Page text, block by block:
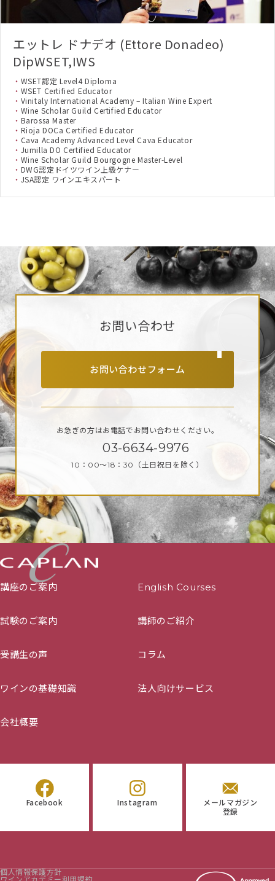
エットレ ドナデオ (Ettore Donadeo)
DipWSET,IWS
WSET認定 Level4 Diploma
WSET Certified Educator
Vinitaly International Academy – Italian Wine Expert
Wine Scholar Guild Certified Educator
Barossa Master
Rioja DOCa Certified Educator
Cava Academy Advanced Level Cava Educator
Jumilla DO Certified Educator
Wine Scholar Guild Bourgogne Master-Level
DWG認定ドイツワイン上級ケナー
JSA認定 ワインエキスパート
お問い合わせ
お問い合わせフォーム
お急ぎの方はお電話で お問い合わせください。
03-6634-9976
10：00～18：30 （土日祝日を除く）
講座のご案内 English Courses
試験のご案内 講師のご紹介
受講生の声 コラム
ワインの基礎知識 法人向けサービス
会社概要
Facebook Instagram
メールマガジン
登録
個人情報保護方針